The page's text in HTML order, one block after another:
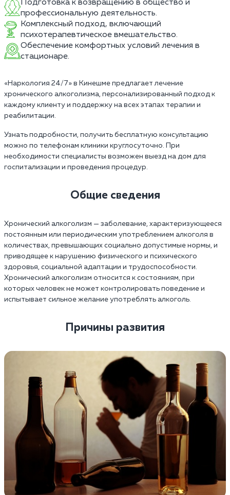
Подготовка к возвращению в общество и
профессиональную деятельность.
Комплексный подход, включающий
психотерапевтическое вмешательство.
Обеспечение комфортных условий лечения в
стационаре.
«Наркология 24/7» в Кинешме предлагает лечение
хронического алкоголизма, персонализированный подход к
каждому клиенту и поддержку на всех этапах терапии и
реабилитации.
Узнать подробности, получить бесплатную консультацию
можно по телефонам клиники круглосуточно. При
необходимости специалисты возможен выезд на дом для
госпитализации и проведения процедур.
Общие сведения
Хронический алкоголизм — заболевание, характеризующееся
постоянным или периодическим употреблением алкоголя в
количествах, превышающих социально допустимые нормы, и
приводящее к нарушению физического и психического
здоровья, социальной адаптации и трудоспособности.
Хронический алкоголизм относится к состояниям, при
которых человек не может контролировать поведение и
испытывает сильное желание употреблять алкоголь.
Причины развития